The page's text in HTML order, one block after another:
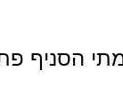
הסניף